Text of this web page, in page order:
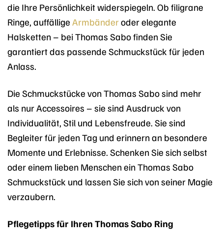
die Ihre Persönlichkeit widerspiegeln. Ob filigrane
Ringe, auffällige Armbänderoder elegante
Halsketten – bei Thomas Sabo finden Sie
garantiert das passende Schmuckstück für jeden
Anlass.
Die Schmuckstücke von Thomas Sabo sind mehr
als nur Accessoires – sie sind Ausdruck von
Individualität, Stil und Lebensfreude. Sie sind
Begleiter für jeden Tag und erinnern an besondere
Momente und Erlebnisse. Schenken Sie sich selbst
oder einem lieben Menschen ein Thomas Sabo
Schmuckstück und lassen Sie sich von seiner Magie
verzaubern.
Pflegetipps für Ihren Thomas Sabo Ring